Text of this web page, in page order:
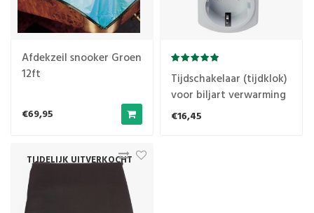
Afdekzeil snooker Groen
12ft
€69,95
Tijdschakelaar (tijdklok)
voor biljart verwarming
€16,45
TIJDELIJK UITVERKOCHT